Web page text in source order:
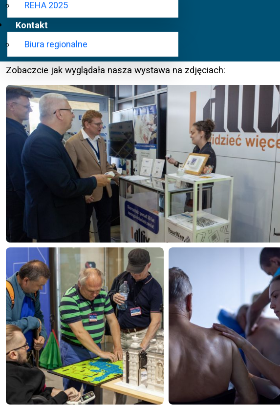
REHA 2025
Kontakt
Biura regionalne
Partnerem wydarzenia jest Samorząd Województwa Mazowieckiego.
Zobaczcie jak wyglądała nasza wystawa na zdjęciach: